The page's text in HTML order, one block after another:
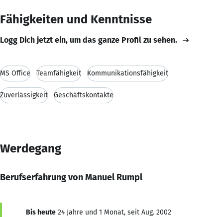
Fähigkeiten und Kenntnisse
Logg Dich jetzt ein, um das ganze Profil zu sehen.
MS Office Teamfähigkeit Kommunikationsfähigkeit
Zuverlässigkeit Geschäftskontakte
Werdegang
Berufserfahrung von Manuel Rumpl
Bis heute 24 Jahre und 1 Monat, seit Aug. 2002